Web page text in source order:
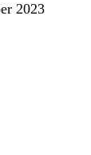
2023